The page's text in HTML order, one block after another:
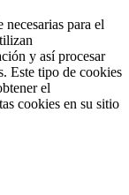
para el
y así procesar
Este tipo de cookies
el
cookies en su sitio